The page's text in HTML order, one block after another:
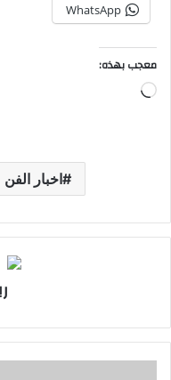
WhatsApp
معجب بهذه:
جاري
اخبار الفن